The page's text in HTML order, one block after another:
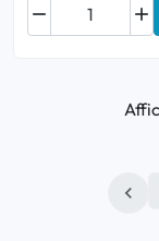


